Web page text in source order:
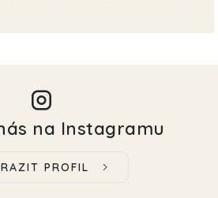
na Instagramu
PROFIL